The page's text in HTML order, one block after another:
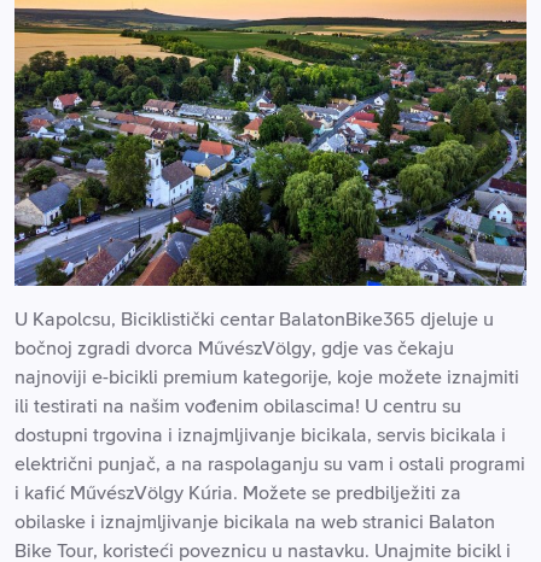
U Kapolcsu, Biciklistički centar BalatonBike365 djeluje u
bočnoj zgradi dvorca MűvészVölgy, gdje vas čekaju
najnoviji e-bicikli premium kategorije, koje možete iznajmiti
ili testirati na našim vođenim obilascima! U centru su
dostupni trgovina i iznajmljivanje bicikala, servis bicikala i
električni punjač, ​​a na raspolaganju su vam i ostali programi
i kafić MűvészVölgy Kúria. Možete se predbilježiti za
obilaske i iznajmljivanje bicikala na web stranici Balaton
Bike Tour, koristeći poveznicu u nastavku. Unajmite bicikl i